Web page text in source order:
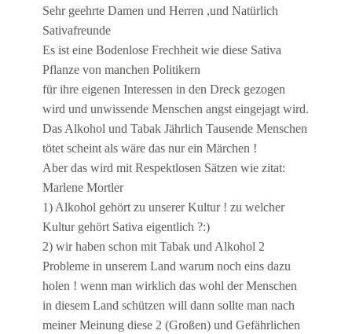
Sehr geehrte Damen und Herren ,und Natürlich
Sativafreunde
Es ist eine Bodenlose Frechheit wie diese Sativa
Pflanze von manchen Politikern
für ihre eigenen Interessen in den Dreck gezogen
wird und unwissende Menschen angst eingejagt wird.
Das Alkohol und Tabak Jährlich Tausende Menschen
tötet scheint als wäre das nur ein Märchen !
Aber das wird mit Respektlosen Sätzen wie zitat:
Marlene Mortler
1) Alkohol gehört zu unserer Kultur ! zu welcher
Kultur gehört Sativa eigentlich ?:)
2) wir haben schon mit Tabak und Alkohol 2
Probleme in unserem Land warum noch eins dazu
holen ! wenn man wirklich das wohl der Menschen
in diesem Land schützen will dann sollte man nach
meiner Meinung diese 2 (Großen) und Gefährlichen